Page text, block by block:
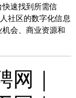
速找到所需信
社区的数字化信息
会、商业资源和
网｜